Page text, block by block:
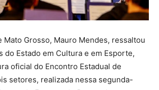
Mato Grosso, Mauro Mendes, ressaltou
do Estado em Cultura e em Esporte,
oficial do Encontro Estadual de
setores, realizada nessa segunda-